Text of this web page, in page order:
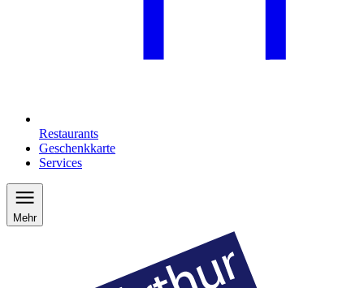
Restaurants
Geschenkkarte
Services
Mehr